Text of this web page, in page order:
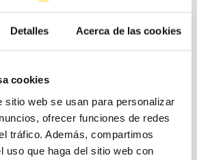
Detalles Acerca de las cookies
cookies
sitio web se usan para personalizar
ofrecer funciones de redes
tráfico. Además, compartimos
uso que haga del sitio web con
de diversas tecnologías que te
objetivos: